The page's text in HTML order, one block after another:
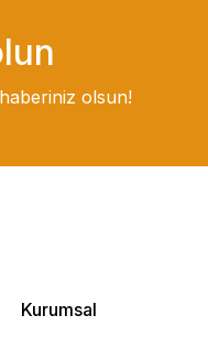
olsun!
Kurumsal